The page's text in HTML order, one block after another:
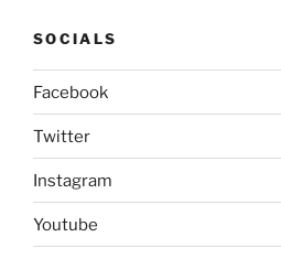
SOCIALS
Facebook
Twitter
Instagram
Youtube